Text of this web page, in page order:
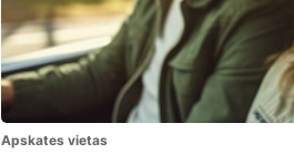
Apskates vietas